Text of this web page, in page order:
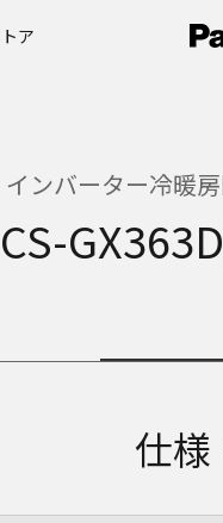
ア
インバーター冷暖
CS-
仕様